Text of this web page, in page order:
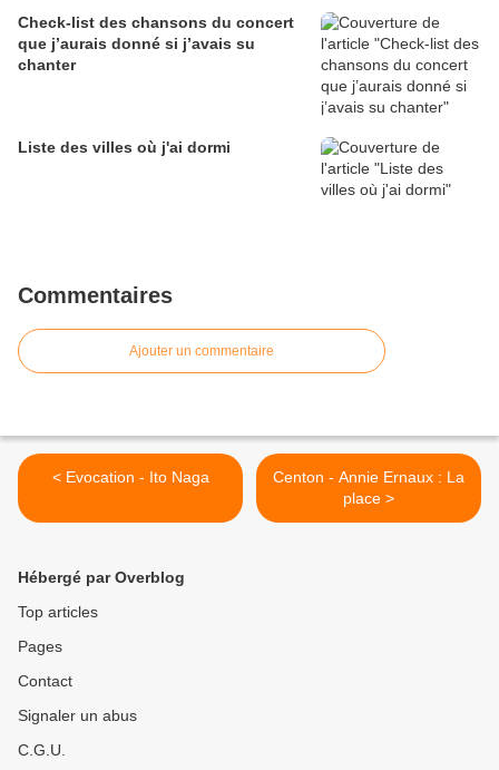
Check-list des chansons du concert
que j’aurais donné si j’avais su
chanter
Liste des villes où j'ai dormi
Commentaires
Ajouter un commentaire
< Evocation - Ito Naga
Centon - Annie Ernaux : La
place >
Hébergé par Overblog
Top articles
Pages
Contact
Signaler un abus
C.G.U.